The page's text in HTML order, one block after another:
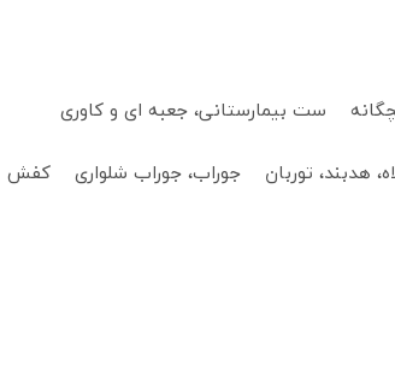
ست بیمارستانی، جعبه ای و کاوری
هدبند، توربان جوراب، جوراب شلواری
کفش